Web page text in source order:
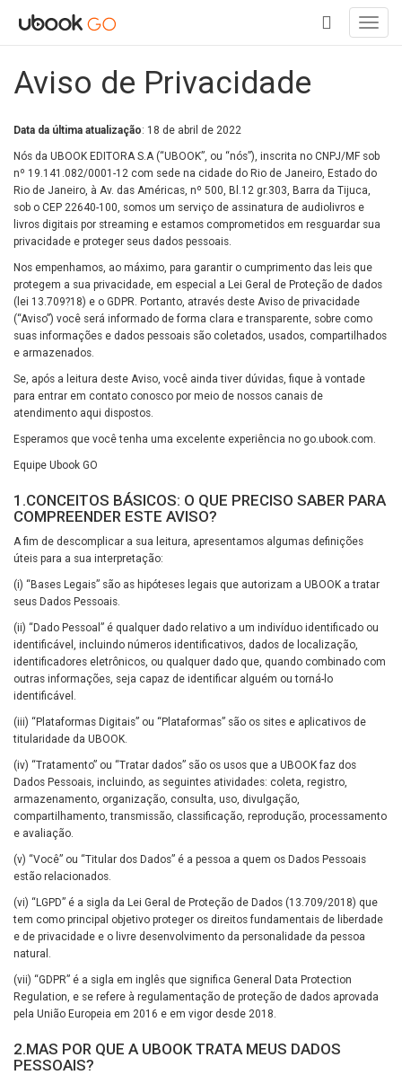
Aviso de Privacidade
Data da última atualização: 18 de abril de 2022
Nós da UBOOK EDITORA S.A (“UBOOK”, ou “nós”), inscrita no CNPJ/MF sob
nº 19.141.082/0001-12 com sede na cidade do Rio de Janeiro, Estado do
Rio de Janeiro, à Av. das Américas, nº 500, Bl.12 gr.303, Barra da Tijuca,
sob o CEP 22640-100, somos um serviço de assinatura de audiolivros e
livros digitais por streaming e estamos comprometidos em resguardar sua
privacidade e proteger seus dados pessoais.
Nos empenhamos, ao máximo, para garantir o cumprimento das leis que
protegem a sua privacidade, em especial a Lei Geral de Proteção de dados
(lei 13.709?18) e o GDPR. Portanto, através deste Aviso de privacidade
(“Aviso”) você será informado de forma clara e transparente, sobre como
suas informações e dados pessoais são coletados, usados, compartilhados
e armazenados.
Se, após a leitura deste Aviso, você ainda tiver dúvidas, fique à vontade
para entrar em contato conosco por meio de nossos canais de
atendimento aqui dispostos.
Esperamos que você tenha uma excelente experiência no go.ubook.com.
Equipe Ubook GO
1.CONCEITOS BÁSICOS: O QUE PRECISO SABER PARA
COMPREENDER ESTE AVISO?
A fim de descomplicar a sua leitura, apresentamos algumas definições
úteis para a sua interpretação:
(i) “Bases Legais” são as hipóteses legais que autorizam a UBOOK a tratar
seus Dados Pessoais.
(ii) “Dado Pessoal” é qualquer dado relativo a um indivíduo identificado ou
identificável, incluindo números identificativos, dados de localização,
identificadores eletrônicos, ou qualquer dado que, quando combinado com
outras informações, seja capaz de identificar alguém ou torná-lo
identificável.
(iii) “Plataformas Digitais” ou “Plataformas” são os sites e aplicativos de
titularidade da UBOOK.
(iv) “Tratamento” ou “Tratar dados” são os usos que a UBOOK faz dos
Dados Pessoais, incluindo, as seguintes atividades: coleta, registro,
armazenamento, organização, consulta, uso, divulgação,
compartilhamento, transmissão, classificação, reprodução, processamento
e avaliação.
(v) “Você” ou “Titular dos Dados” é a pessoa a quem os Dados Pessoais
estão relacionados.
(vi) “LGPD” é a sigla da Lei Geral de Proteção de Dados (13.709/2018) que
tem como principal objetivo proteger os direitos fundamentais de liberdade
e de privacidade e o livre desenvolvimento da personalidade da pessoa
natural.
(vii) “GDPR” é a sigla em inglês que significa General Data Protection
Regulation, e se refere à regulamentação de proteção de dados aprovada
pela União Europeia em 2016 e em vigor desde 2018.
2.MAS POR QUE A UBOOK TRATA MEUS DADOS
PESSOAIS?